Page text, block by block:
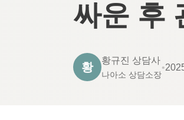
싸운 후
황
황규진 상담사
나아소 상담소장
•